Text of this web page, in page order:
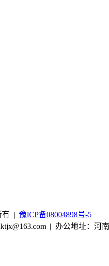
有 | 豫ICP备08004898号-5
| 办公地址：河